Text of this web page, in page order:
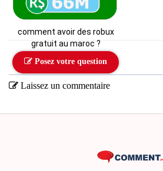
comment avoir des robux
gratuit au maroc ?
Posez votre question
Laissez un commentaire